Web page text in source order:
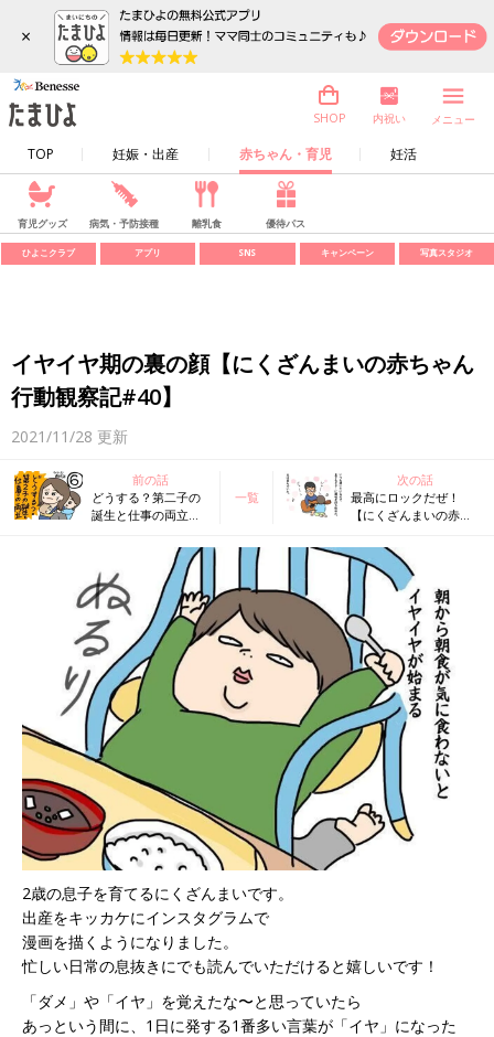
×
TOP 妊娠・出産 赤ちゃん・育児 妊活
SHOP 内祝い メニュー
育児グッズ 病気・予防接種 離乳食 優待パス
ひよこクラブ アプリ SNS キャンペーン 写真スタジオ
イヤイヤ期の裏の顔【にくざんまいの赤ちゃん
行動観察記#40】
2021/11/28 更新
前の話
どうする？第二子の
誕生と仕事の両立⑥
【にくざんまいの赤
ちゃん行動観察記
#39】
一覧
次の話
最高にロックだぜ！
【にくざんまいの赤ち
2歳の息子を育てるにくざんまいです。
出産をキッカケにインスタグラムで
漫画を描くようになりました。
忙しい日常の息抜きにでも読んでいただけると嬉しいです！
「ダメ」や「イヤ」を覚えたな〜と思っていたら
あっという間に、1日に発する1番多い言葉が「イヤ」になった